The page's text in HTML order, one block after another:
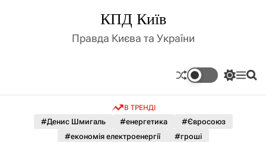
д
КПД Київ
Правда Києва та України
П
м
М П
В ТРЕНДІ
#Денис Шмигаль #енергетика
#Євросоюз
#економія електроенергії
#гроші